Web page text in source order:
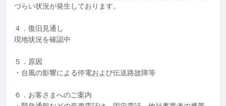
づらい状況が発生しております。
４．復旧見通し
現地状況を確認中
５．原因
・台風の影響による停電および伝送路故障等
６．お客さまへのご案内